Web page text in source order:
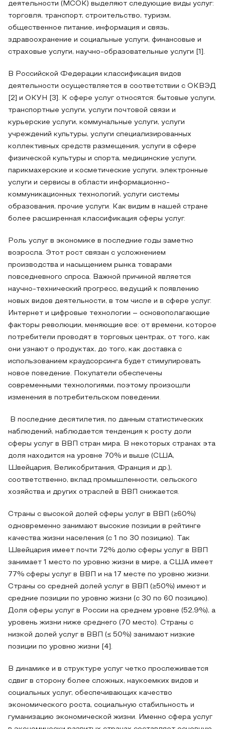
деятельности (МСОК) выделяют следующие виды услуг:
торговля, транспорт, строительство, туризм,
общественное питание, информация и связь,
здравоохранение и социальные услуги, финансовые и
страховые услуги, научно-образовательные услуги [1].
В Российской Федерации классификация видов
деятельности осуществляется в соответствии с ОКВЭД
[2] и ОКУН [3]. К сфере услуг относятся: бытовые услуги,
транспортные услуги, услуги почтовой связи и
курьерские услуги, коммунальные услуги, услуги
учреждений культуры, услуги специализированных
коллективных средств размещения, услуги в сфере
физической культуры и спорта, медицинские услуги,
парикмахерские и косметические услуги, электронные
услуги и сервисы в области информационно-
коммуникационных технологий, услуги системы
образования, прочие услуги. Как видим в нашей стране
более расширенная классификация сферы услуг.
Роль услуг в экономике в последние годы заметно
возросла. Этот рост связан с усложнением
производства и насыщением рынка товарами
повседневного спроса. Важной причиной является
научно-технический прогресс, ведущий к появлению
новых видов деятельности, в том числе и в сфере услуг.
Интернет и цифровые технологии – основополагающие
факторы революции, меняющие все: от времени, которое
потребители проводят в торговых центрах, от того, как
они узнают о продуктах, до того, как доставка с
использованием краудсорсинга будет стимулировать
новое поведение. Покупатели обеспечены
современными технологиями, поэтому произошли
изменения в потребительском поведении.
В последние десятилетия, по данным статистических
наблюдений, наблюдается тенденция к росту доли
сферы услуг в ВВП стран мира. В некоторых странах эта
доля находится на уровне 70% и выше (США,
Швейцария, Великобритания, Франция и др.),
соответственно, вклад промышленности, сельского
хозяйства и других отраслей в ВВП снижается.
Страны с высокой долей сферы услуг в ВВП (≥60%)
одновременно занимают высокие позиции в рейтинге
качества жизни населения (с 1 по 30 позицию). Так
Швейцария имеет почти 72% долю сферы услуг в ВВП
занимает 1 место по уровню жизни в мире, а США имеет
77% сферы услуг в ВВП и на 17 месте по уровню жизни.
Страны со средней долей услуг в ВВП (≥50%) имеют и
средние позиции по уровню жизни (с 30 по 60 позицию).
Доля сферы услуг в России на среднем уровне (52,9%), а
уровень жизни ниже среднего (70 место). Страны с
низкой долей услуг в ВВП (≤ 50%) занимают низкие
позиции по уровню жизни [4].
В динамике и в структуре услуг четко прослеживается
сдвиг в сторону более сложных, наукоемких видов и
социальных услуг, обеспечивающих качество
экономического роста, социальную стабильность и
гуманизацию экономической жизни. Именно сфера услуг